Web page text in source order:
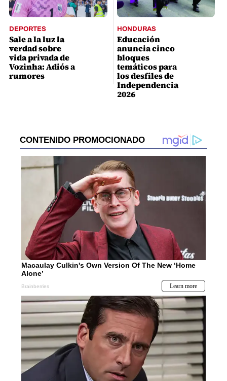
DEPORTES
Sale a la luz la
verdad sobre
vida privada de
Vozinha: Adiós a
rumores
HONDURAS
Educación
anuncia cinco
bloques
temáticos para
los desfiles de
Independencia
2026